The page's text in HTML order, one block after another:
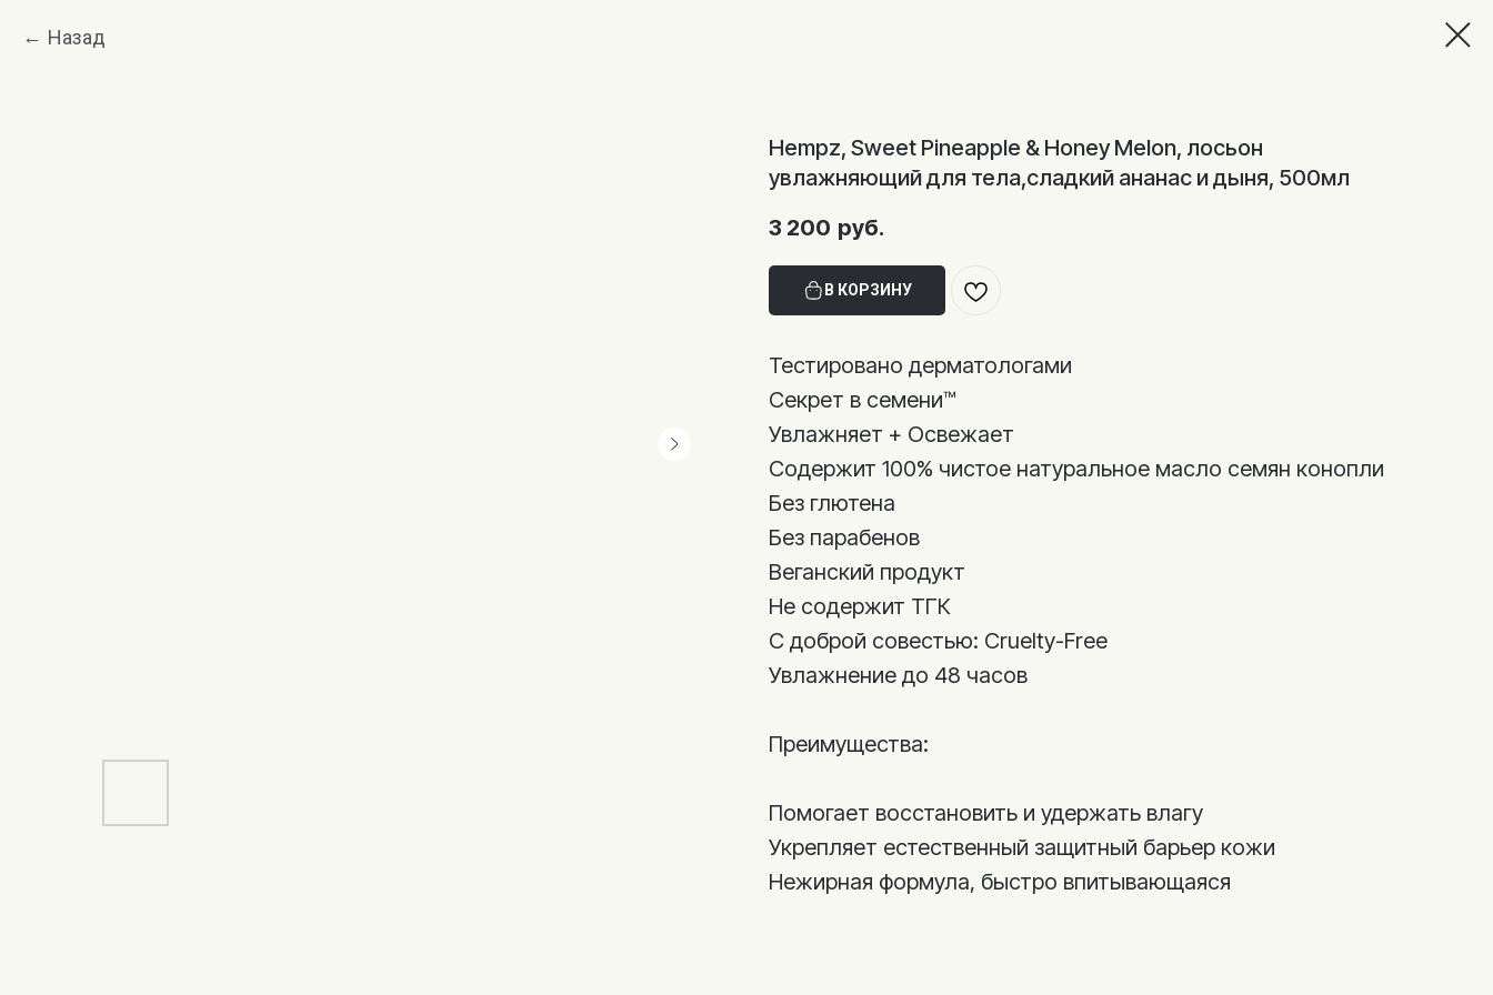
Назад
Hempz, Sweet Pineapple & Honey Melon, лосьон
увлажняющий для тела,сладкий ананас и дыня, 500мл
3 200 руб.
В КОРЗИНУ
Тестировано дерматологами
Секрет в семени™
Увлажняет + Освежает
Содержит 100% чистое натуральное масло семян конопли
Без глютена
Без парабенов
Веганский продукт
Не содержит ТГК
С доброй совестью: Cruelty-Free
Увлажнение до 48 часов
Преимущества:
Помогает восстановить и удержать влагу
Укрепляет естественный защитный барьер кожи
Нежирная формула, быстро впитывающаяся